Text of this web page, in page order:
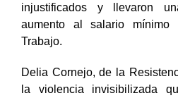
injustificados y llevaron
aumento al salario
Trabajo.
Delia Cornejo, de la
la violencia invisibilizada